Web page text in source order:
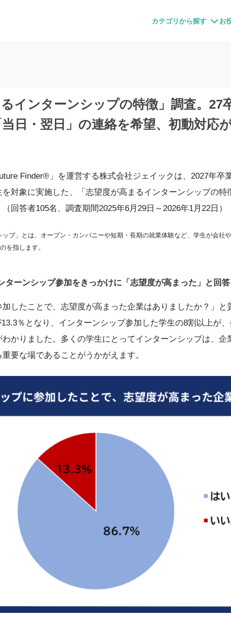
カテゴリから探す お
ディア
るインターンシップの特徴」調査。27
日・翌日」の連絡を希望、初動対応
Finder®」を運営する株式会社ジェイックは、2027年卒
対象に実施した、「志望度が高まるインターンシップの
回答者105名、調査期間2025年6月29日～2026年1月22日）
プ」とは、オープン・カンパニーや短期・長期の就業体験など、学生が会社
を指します。
ターンシップ参加をきっかけに「志望度が高まった」と回答
加したことで、志望度が高まった企業はありましたか？」
％となり、インターンシップ参加した学生の8割以上が
かりました。多くの学生にとってインターンシップは、企
要な場であることがうかがえます。